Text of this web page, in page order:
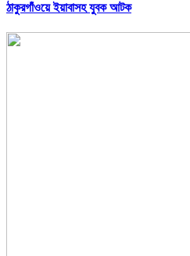
ঠাকুরগাঁওয়ে ইয়াবাসহ যুবক আটক